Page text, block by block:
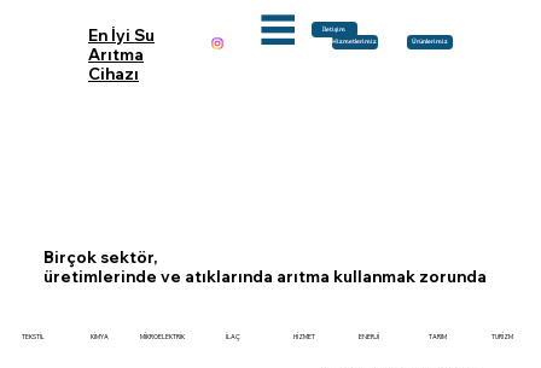
En İyi Su
Arıtma
Cihazı
İletişim
Hizmetlerimiz Ürünlerimiz
TEKSTİL
Birçok sektör,
üretimlerinde ve atıklarında arıtma kullanmak zorunda
KİMYA MİKROELEKTRİK İLAÇ HİZMET ENERJİ TARIM TURİZM